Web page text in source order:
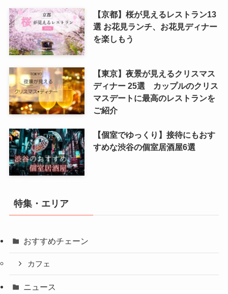
【京都】桜が見えるレストラン13
選 お花見ランチ、お花見ディナー
を楽しもう
【東京】夜景が見えるクリスマス
ディナー 25選 カップルのクリス
マスデートに最高のレストランを
ご紹介
【個室でゆっくり】接待にもおす
すめな渋谷の個室居酒屋6選
特集・エリア
おすすめチェーン
カフェ
ニュース